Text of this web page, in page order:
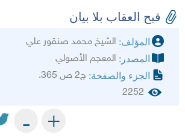
قبح العقاب بلا بيان
المؤلف: الشيخ محمد صنقور علي
المصدر: المعجم الأصولي
الجزء والصفحة: ج2 ص 365.
2252
+
-